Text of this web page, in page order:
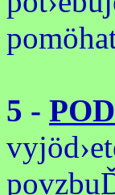
5 -